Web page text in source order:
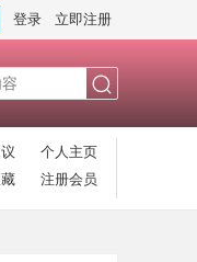
登录 立即注册
个人主页
注册会员